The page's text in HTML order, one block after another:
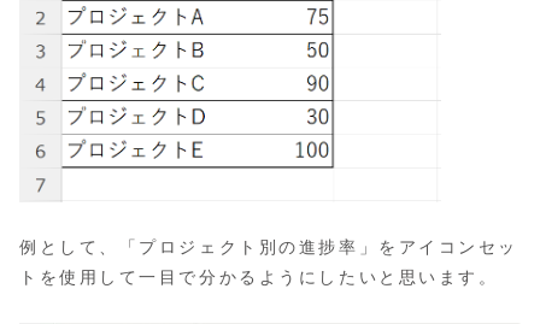
例として、「プロジェクト別の進捗率」をアイコンセッ
トを使用して一目で分かるようにしたいと思います。